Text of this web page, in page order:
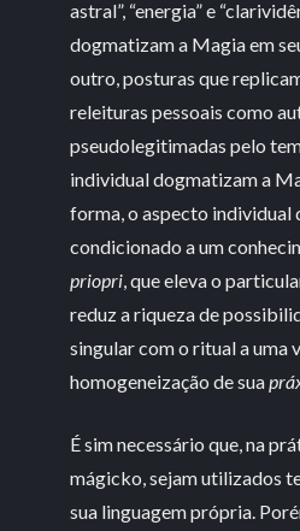
astral”, “energia” e
dogmatizam a Magia em
outro, posturas que
releituras pessoais como
pseudolegitimadas pelo
individual dogmatizam a
forma, o aspecto individual
condicionado a um
priopri , que eleva o
reduz a riqueza de
singular com o ritual a uma
homogeneização de sua
É sim necessário que, na
mágicko, sejam utilizados
sua linguagem própria.